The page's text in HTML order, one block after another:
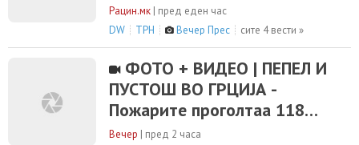
Рацин.мк | пред еден час
DW
ТРН Вечер Прес сите 4 вести »
ФОТО + ВИДЕО | ПЕПЕЛ И
ПУСТОШ ВО ГРЦИЈА -
Пожарите проголтаа 118
објекти, не можат да се
Вечер | пред 2 часа